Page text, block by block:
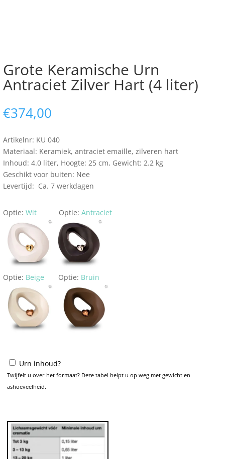
Grote Keramische Urn
Antraciet Zilver Hart (4 liter)
€374,00
Artikelnr: KU 040
Materiaal: Keramiek, antraciet emaille, zilveren hart
Inhoud: 4.0 liter, Hoogte: 25 cm, Gewicht: 2.2 kg
Geschikt voor buiten: Nee
Levertijd: Ca. 7 werkdagen
Optie: Wit Optie: Antraciet
Optie: Beige Optie: Bruin
Urn inhoud?
Twijfelt u over het formaat? Deze tabel helpt u op weg met gewicht en
ashoeveelheid.